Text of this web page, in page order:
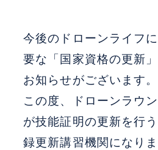
今後のドローンライフ
要な「国家資格の更新
お知らせがございます。
この度、ドローンラウ
が技能証明の更新を行
録更新講習機関になりま